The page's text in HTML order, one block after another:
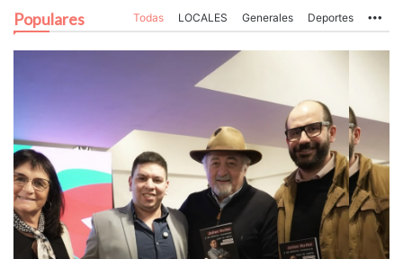
Populares Todas LOCALES Generales Deportes